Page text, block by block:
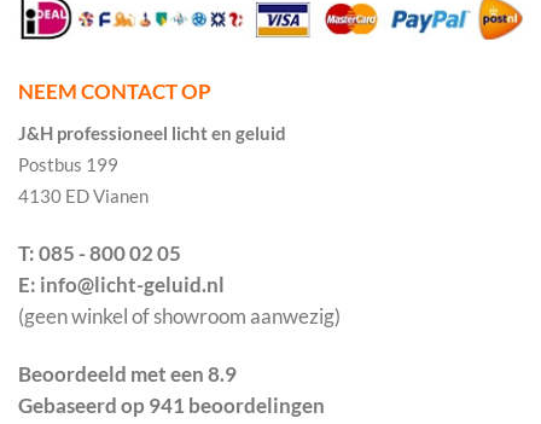
NEEM CONTACT OP
J&H professioneel licht en geluid
Postbus 199
4130 ED Vianen
T: 085 - 800 02 05
E: info@licht-geluid.nl
(geen winkel of showroom aanwezig)
Beoordeeld met een 8.9
Gebaseerd op 941 beoordelingen